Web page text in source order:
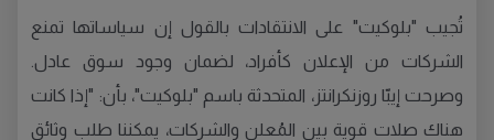
تُجيب "بلوكيت" على الانتقادات بالقول إن سياساتها تمنع
الشركات من الإعلان كأفراد، لضمان وجود سوق عادل.
وصرحت إيبّا روزنكرانتز، المتحدثة باسم "بلوكيت"، بأن: "إذا كانت
هناك صلات قوية بين المُعلن والشركات، يمكننا طلب وثائق